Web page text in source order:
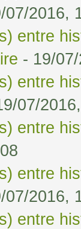
07/2016,
entre
- 19/
entre
07/
entre
entre
07/2016,
entre